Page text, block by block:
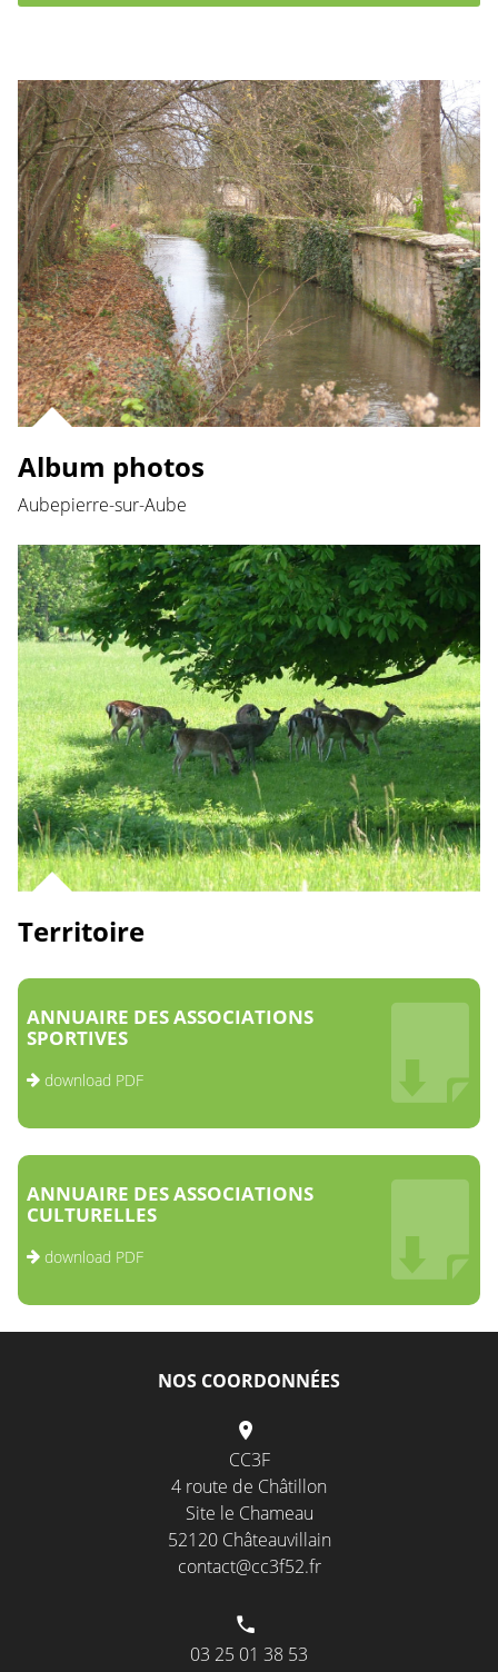
Album photos
Aubepierre-sur-Aube
Territoire
ANNUAIRE DES ASSOCIATIONS
SPORTIVES
download PDF
ANNUAIRE DES ASSOCIATIONS
CULTURELLES
download PDF
NOS COORDONNÉES
CC3F
4 route de Châtillon
Site le Chameau
52120 Châteauvillain
contact@cc3f52.fr
03 25 01 38 53